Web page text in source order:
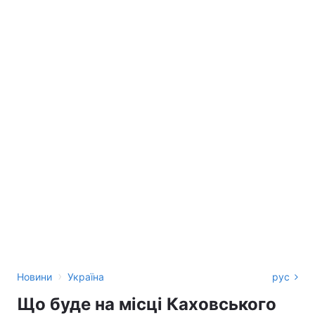
Новини › Україна рус
Що буде на місці Каховського